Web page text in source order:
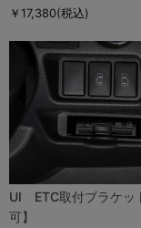
￥17,380(税込)
UI ETC取付ブラケッ
可】